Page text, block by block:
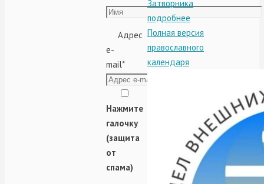
Адрес
e-
mail*
Нажмите
галочку
(защита
от
спама)
Затворника
подробнее
Полная версия
православного
календаря